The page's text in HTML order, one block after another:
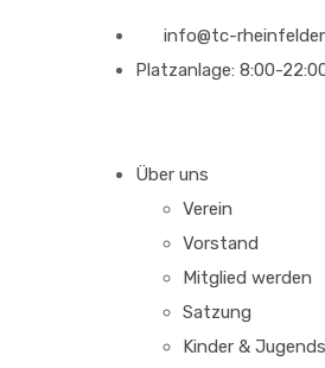
info@tc-
Platzanlage: 8:00-
Über uns
Verein
Vorstand
Mitglied werden
Satzung
Kinder &